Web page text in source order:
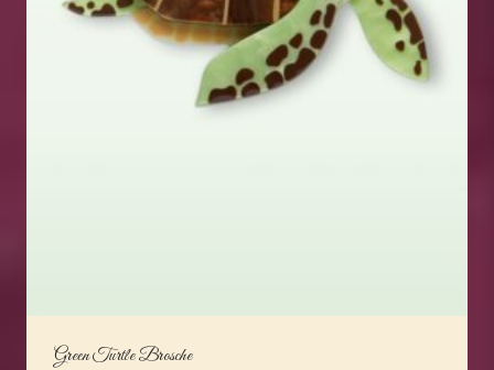
Green Turtle Brosche